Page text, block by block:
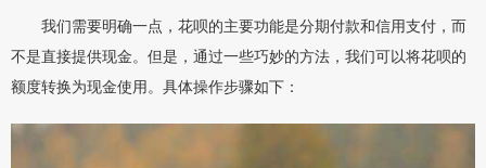
我们需要明确一点，花呗的主要功能是分期付款和信用支付，而
不是直接提供现金。但是，通过一些巧妙的方法，我们可以将花呗的
额度转换为现金使用。具体操作步骤如下：